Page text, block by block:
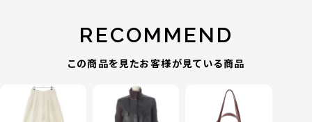
RECOMMEND
この商品を見たお客様が見ている商品